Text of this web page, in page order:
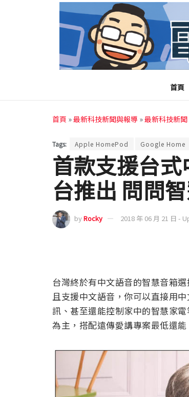
首頁
首頁 »最新科技新聞與報導 »最新科技新聞
Tags: Apple HomePod Google Home
首款支援台
台推出 問問
byRocky 2018 年 06 月 21 日 -
台灣終於有中文語音的智慧音箱
且支援中文語音，你可以直接用
訊、甚至還能控制家中的智慧家
為主，搭配遠傳愛講專案最低還